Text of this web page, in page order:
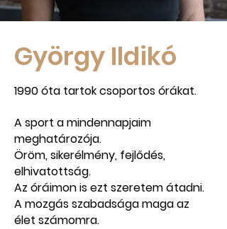
György Ildikó
1990 óta tartok csoportos órákat.
A sport a mindennapjaim
meghatározója.
Öröm, sikerélmény, fejlődés,
elhivatottság.
Az óráimon is ezt szeretem átadni.
A mozgás szabadsága maga az
élet számomra.